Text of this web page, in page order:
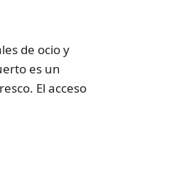
de ocio y
es un
El acceso